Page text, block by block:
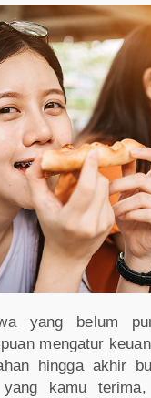
yang belum
mengatur
hingga akhir
yang kamu